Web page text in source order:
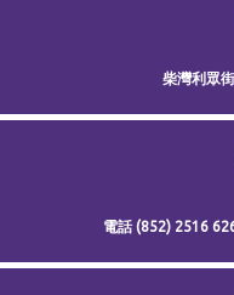
柴灣利眾
電話(852) 2516